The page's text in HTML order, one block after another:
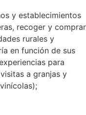
y establecimientos
recoger y comprar
rurales y
en función de sus
para
a granjas y